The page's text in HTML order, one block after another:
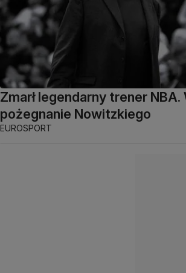
Zmarł legendarny trener
pożegnanie Nowitzkiego
EUROSPORT